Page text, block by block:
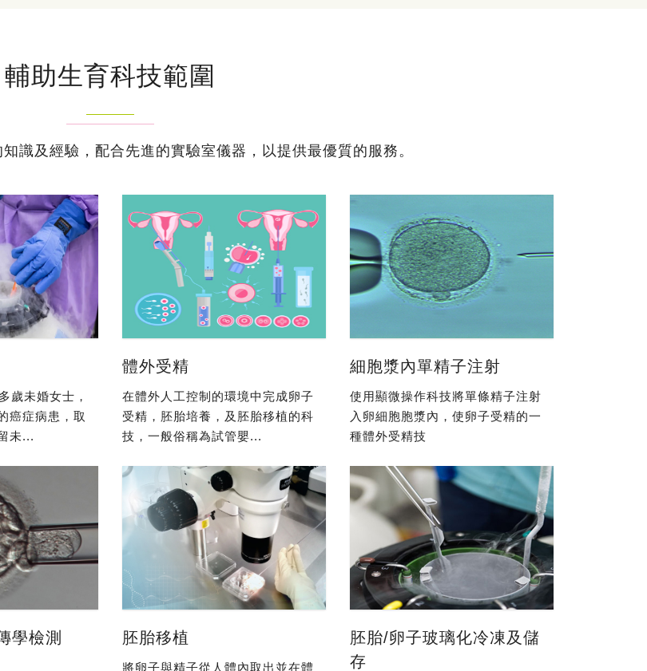
輔助生育科技範圍
識及經驗，配合先進的實驗室儀器，以提供最優質的服務。
歲未婚女士，
癌症病患，取
未...
體外受精
在體外人工控制的環境中完成卵子
受精，胚胎培養，及胚胎移植的科
技，一般俗稱為試管嬰...
細胞漿內單精子注射
使用顯微操作科技將單條精子注射
入卵細胞胞漿內，使卵子受精的一
種體外受精技
學檢測
胚胎移植
將卵子與精子從人體內取出並在體
胚胎/卵子玻璃化冷凍及儲
存